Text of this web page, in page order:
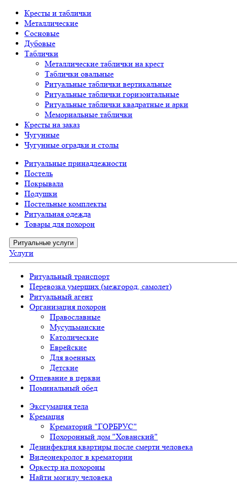
Кресты и таблички
Металлические
Сосновые
Дубовые
Таблички
Металлические таблички на крест
Таблички овальные
Ритуальные таблички вертикальные
Ритуальные таблички горизонтальные
Ритуальные таблички квадратные и арки
Мемориальные таблички
Кресты на заказ
Чугунные
Чугунные оградки и столы
Ритуальные принадлежности
Постель
Покрывала
Подушки
Постельные комплекты
Ритуальная одежда
Товары для похорон
Ритуальные услуги
Услуги
Ритуальный транспорт
Перевозка умерших (межгород, самолет)
Ритуальный агент
Организация похорон
Православные
Мусульманские
Католические
Еврейские
Для военных
Детские
Отпевание в церкви
Поминальный обед
Эксгумация тела
Кремация
Крематорий "ГОРБРУС"
Похоронный дом "Хованский"
Дезинфекция квартиры после смерти человека
Видеонекролог в крематории
Оркестр на похороны
Найти могилу человека